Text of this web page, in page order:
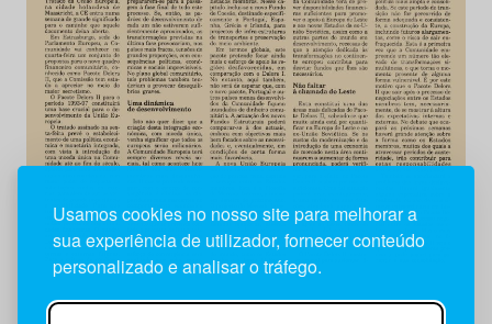
Usamos cookies no nosso site para melhorar a
sua experiência de utilizador, fornecer conteúdo
personalizado e analisar o tráfego.